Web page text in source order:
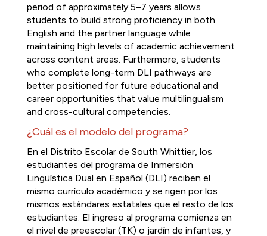
period of approximately 5–7 years allows
students to build strong proficiency in both
English and the partner language while
maintaining high levels of academic achievement
across content areas. Furthermore, students
who complete long-term DLI pathways are
better positioned for future educational and
career opportunities that value multilingualism
and cross-cultural competencies.
¿Cuál es el modelo del programa?
En el Distrito Escolar de South Whittier, los
estudiantes del programa de Inmersión
Lingüística Dual en Español (DLI) reciben el
mismo currículo académico y se rigen por los
mismos estándares estatales que el resto de los
estudiantes. El ingreso al programa comienza en
el nivel de preescolar (TK) o jardín de infantes, y